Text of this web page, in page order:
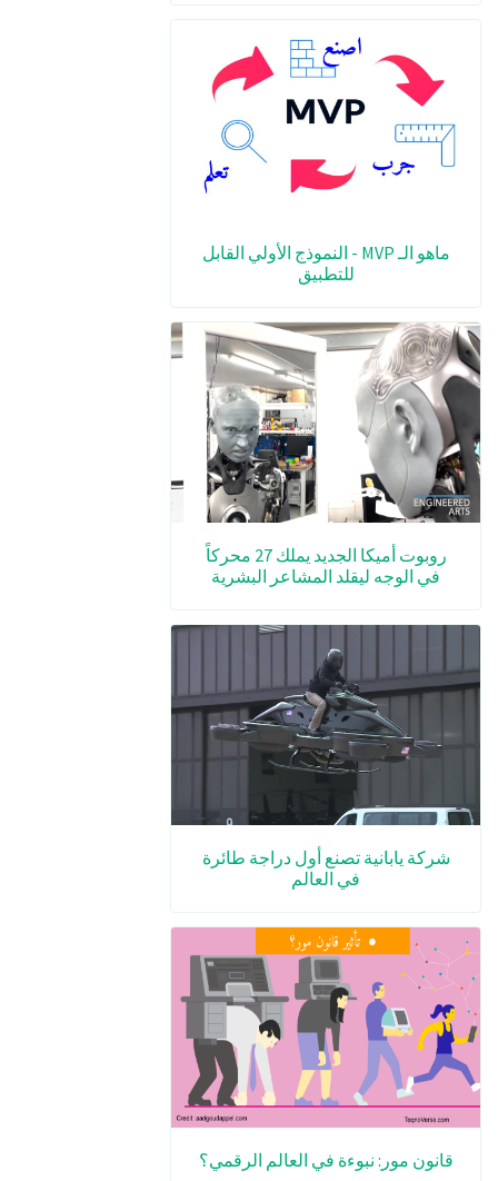
ماهو الـ MVP - النموذج الأولي القابل
للتطبيق
روبوت أميكا الجديد يملك 27 محركاً
في الوجه ليقلد المشاعر البشرية
شركة يابانية تصنع أول دراجة طائرة
في العالم
قانون مور: نبوءة في العالم الرقمي؟